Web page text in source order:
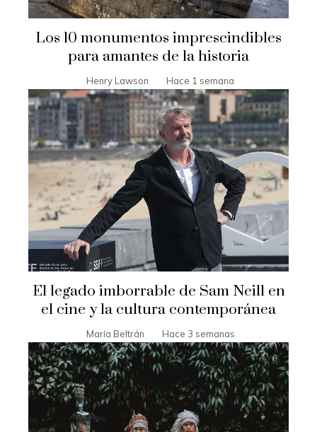
Los 10 monumentos imprescindibles
para amantes de la historia
Henry Lawson Hace 1 semana
El legado imborrable de Sam Neill en
el cine y la cultura contemporánea
María Beltrán Hace 3 semanas